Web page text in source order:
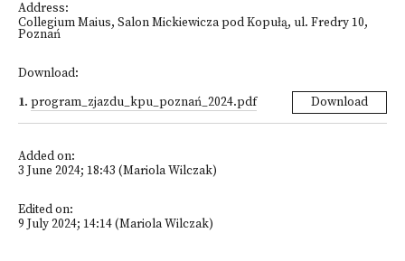
Address:
Collegium Maius, Salon Mickiewicza pod Kopułą, ul. Fredry 10,
Poznań
Download:
1. program_zjazdu_kpu_poznań_2024.pdf Download
Added on:
3 June 2024; 18:43 (Mariola Wilczak)
Edited on:
9 July 2024; 14:14 (Mariola Wilczak)